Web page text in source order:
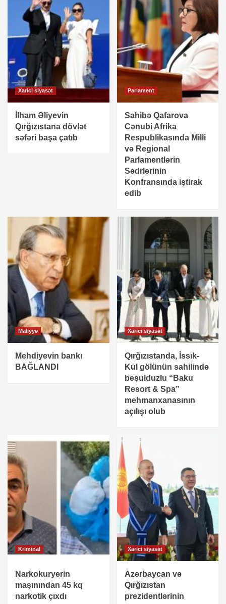
bağlı VACİB QƏRAR
Cəmiyyət
Əli Əsədov qərar imzaladı
1
Bakıda peyda olan “beynəlxalq hüquq
müdafiəçisi” David Seliverstov kimdir? –
SENSASİON detallar
General rəisi vəzifəsindən azad etdi
Şəmsi Səmədzadə: O daha arvadım deyil
4
Cəmiyyət
Baş nazirdən avtobuslarda gediş haqqı ilə
bağlı VACİB QƏRAR
Cəmiyyət
Əli Əsədov qərar imzaladı
Xarici siyasət
İlham Əliyevin
Qırğızıstana dövlət
səfəri başa çatıb
Parlament
Sahibə Qafarova
Cənubi Afrika
Respublikasında Milli
və Regional
Parlamentlərin
Sədrlərinin
Konfransında iştirak
edib
Maliyyə
Mehdiyevin bankı
BAĞLANDI
Xarici siyasət
Qırğızıstanda, İssık-
Kul gölünün sahilində
beşulduzlu “Baku
Resort & Spa”
mehmanxanasının
açılışı olub
Kriminal
Narkokuryerin
maşınından 45 kq
narkotik çıxdı
Xarici siyasət
Azərbaycan və
Qırğızıstan
prezidentlərinin